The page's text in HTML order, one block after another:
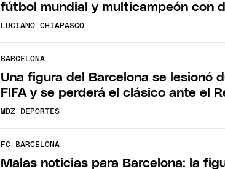
fútbol mundial y multicampeón con
LUCIANO CHIAPASCO
BARCELONA
Una figura del Barcelona se lesionó
FIFA y se perderá el clásico ante el
MDZ DEPORTES
FC BARCELONA
Malas noticias para Barcelona: la